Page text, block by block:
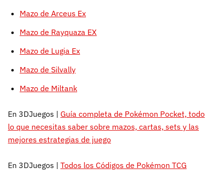
Mazo de Arceus Ex
Mazo de Rayquaza EX
Mazo de Lugia Ex
Mazo de Silvally
Mazo de Miltank
En 3DJuegos | Guía completa de Pokémon Pocket, todo
lo que necesitas saber sobre mazos, cartas, sets y las
mejores estrategias de juego
En 3DJuegos | Todos los Códigos de Pokémon TCG